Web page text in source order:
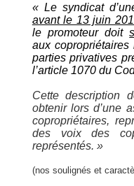
« Le syndicat
avant le 13 juin
le promoteur doit
aux copropriétaires
parties privatives
l’article 1070 du
Cette description
obtenir lors d’une
copropriétaires,
des voix des
représentés. »
(nos soulignés et